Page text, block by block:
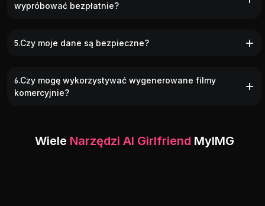
wypróbować bezpłatnie?
5.Czy moje dane są bezpieczne?
6.Czy mogę wykorzystywać wygenerowane filmy
komercyjnie?
Wiele Narzędzi AI Girlfriend MyIMG